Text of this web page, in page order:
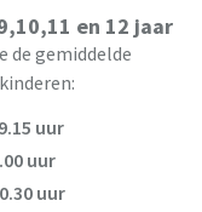
en 12 jaar
de gemiddelde
uur
uur
uur